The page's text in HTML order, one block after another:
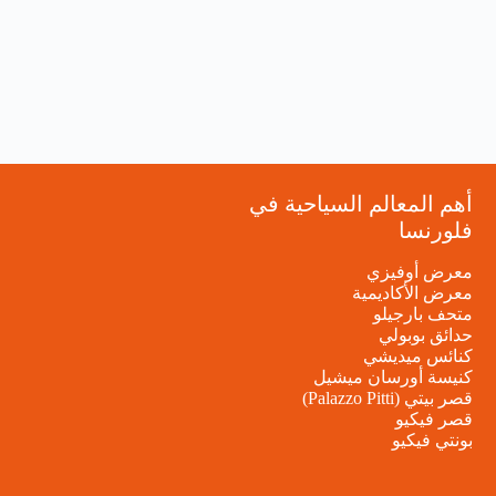
أهم المعالم السياحية في
فلورنسا
معرض أوفيزي
معرض الأكاديمية
متحف بارجيلو
حدائق بوبولي
كنائس ميديشي
كنيسة أورسان ميشيل
قصر بيتي (Palazzo Pitti)
قصر فيكيو
بونتي فيكيو